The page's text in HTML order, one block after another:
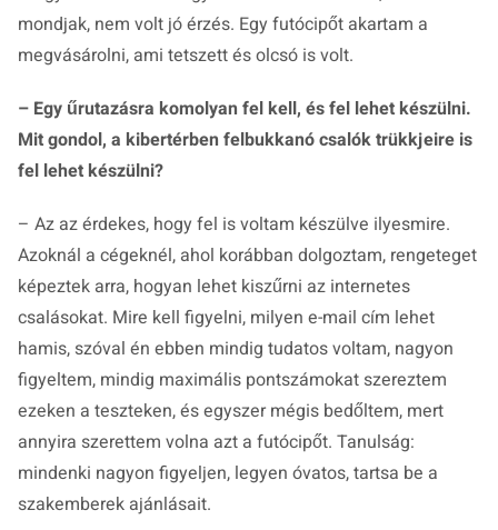
mondjak, nem volt jó érzés. Egy futócipőt akartam a
megvásárolni, ami tetszett és olcsó is volt.
– Egy űrutazásra komolyan fel kell, és fel lehet készülni.
Mit gondol, a kibertérben felbukkanó csalók trükkjeire is
fel lehet készülni?
– Az az érdekes, hogy fel is voltam készülve ilyesmire.
Azoknál a cégeknél, ahol korábban dolgoztam, rengeteget
képeztek arra, hogyan lehet kiszűrni az internetes
csalásokat. Mire kell figyelni, milyen e-mail cím lehet
hamis, szóval én ebben mindig tudatos voltam, nagyon
figyeltem, mindig maximális pontszámokat szereztem
ezeken a teszteken, és egyszer mégis bedőltem, mert
annyira szerettem volna azt a futócipőt. Tanulság:
mindenki nagyon figyeljen, legyen óvatos, tartsa be a
szakemberek ajánlásait.